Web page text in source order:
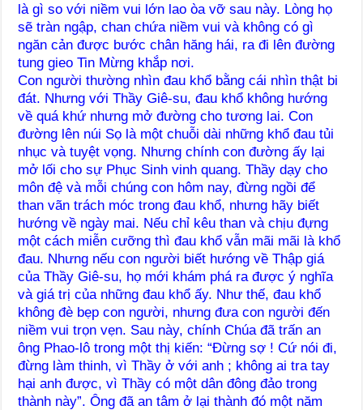
là gì so với niềm vui lớn lao òa vỡ sau này. Lòng họ
sẽ tràn ngập, chan chứa niềm vui và không có gì
ngăn cản được bước chân hăng hái, ra đi lên đường
tung gieo Tin Mừng khắp nơi.
Con người thường nhìn đau khổ bằng cái nhìn thật bi
đát. Nhưng với Thầy Giê-su, đau khổ không hướng
về quá khứ nhưng mở đường cho tương lai. Con
đường lên núi Sọ là một chuỗi dài những khổ đau tủi
nhục và tuyệt vọng. Nhưng chính con đường ấy lại
mở lối cho sự Phục Sinh vinh quang. Thầy dạy cho
môn đệ và mỗi chúng con hôm nay, đừng ngồi để
than vãn trách móc trong đau khổ, nhưng hãy biết
hướng về ngày mai. Nếu chỉ kêu than và chịu đựng
một cách miễn cưỡng thì đau khổ vẫn mãi mãi là khổ
đau. Nhưng nếu con người biết hướng về Thập giá
của Thầy Giê-su, họ mới khám phá ra được ý nghĩa
và giá trị của những đau khổ ấy. Như thế, đau khổ
không đè bẹp con người, nhưng đưa con người đến
niềm vui trọn vẹn. Sau này, chính Chúa đã trấn an
ông Phao-lô trong một thị kiến: “Đừng sợ ! Cứ nói đi,
đừng làm thinh, vì Thầy ở với anh ; không ai tra tay
hại anh được, vì Thầy có một dân đông đảo trong
thành này”. Ông đã an tâm ở lại thành đó một năm